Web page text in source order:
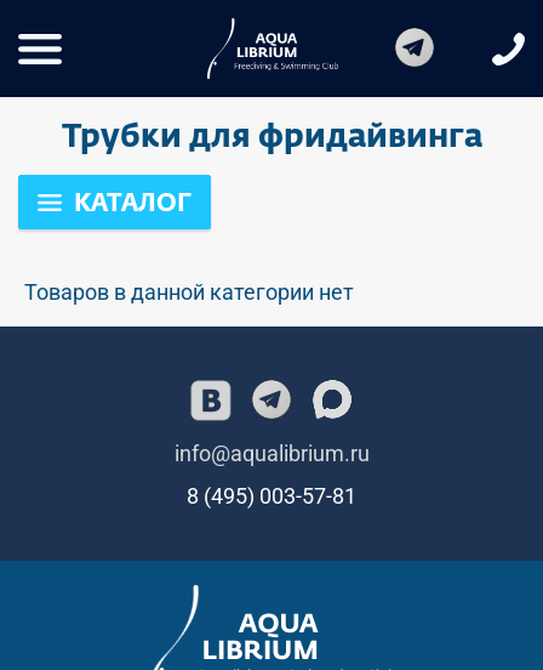
Трубки для фридайвинга
КАТАЛОГ
Товаров в данной категории нет
info@aqualibrium.ru
8 (495) 003-57-81